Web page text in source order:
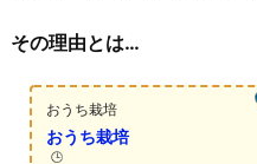
その理由とは…
おうち栽培
おうち栽培
🕒️